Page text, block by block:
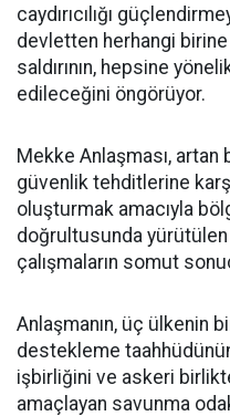
caydırıcılığı
devletten herhangi
saldırının, hepsine
edileceğini öngörüyor.
Mekke Anlaşması,
güvenlik tehditlerine
oluşturmak amacıyla
doğrultusunda
çalışmaların somut
Anlaşmanın, üç ülkenin
destekleme
işbirliğini ve askeri
amaçlayan savunma